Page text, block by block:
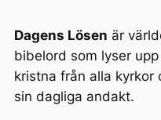
Dagens Lösen är
bibelord som lyser
kristna från alla kyrkor
sin dagliga andakt.